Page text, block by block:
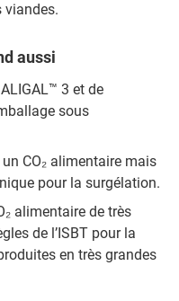
viandes.
aussi
3 et de
sous
CO₂ alimentaire mais
pour la surgélation.
alimentaire de très
de l’ISBT pour la
en très grandes